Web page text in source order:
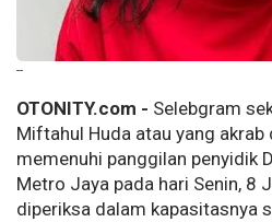
--
OTONITY.com - Selebgram
Miftahul Huda atau yang akrab
memenuhi panggilan penyidik
Metro Jaya pada hari Senin, 8
diperiksa dalam kapasitasnya